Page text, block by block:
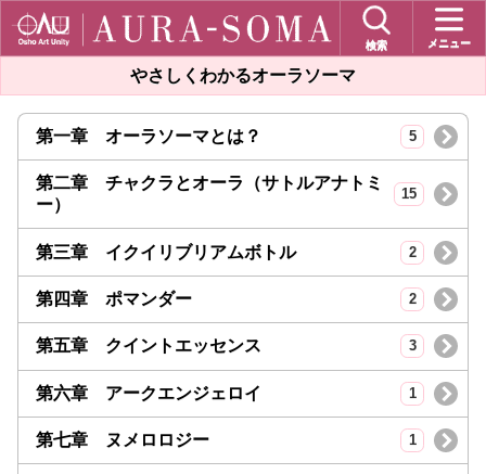
検索 メニュー
やさしくわかるオーラソーマ
第一章 オーラソーマとは？ 5
第二章 チャクラとオーラ（サトルアナトミ
ー）
15
第三章 イクイリブリアムボトル 2
第四章 ポマンダー 2
第五章 クイントエッセンス 3
第六章 アークエンジェロイ 1
第七章 ヌメロロジー 1